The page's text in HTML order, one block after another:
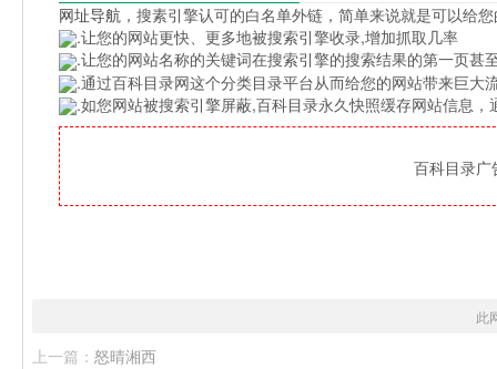
网址导航 ，搜素引擎认可的白名单外链，简单来说就是可以给
.让您的网站更快、更多地被搜索引擎收录,增加抓取几率
.让您的网站名称的关键词在搜索引擎的搜索结果的第一页甚
.通过百科目录网这个分类目录平台从而给您的网站带来巨大
.如您网站被搜索引擎屏蔽,百科目录永久快照缓存网站信息
百科目录
此
上一篇： 怒晴湘西